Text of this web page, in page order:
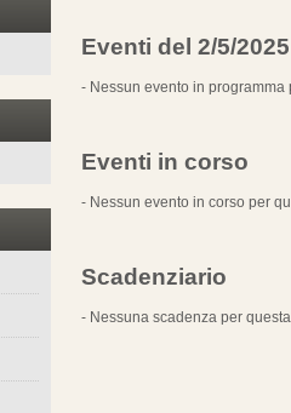
Eventi del 2/5/2025
- Nessun evento in programma
Eventi in corso
- Nessun evento in corso per
Scadenziario
- Nessuna scadenza per